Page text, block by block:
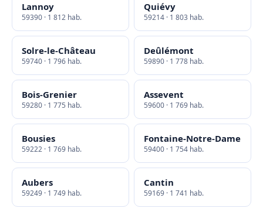
Lannoy
59390 · 1 812 hab.
Quiévy
59214 · 1 803 hab.
Solre-le-Château
59740 · 1 796 hab.
Deûlémont
59890 · 1 778 hab.
Bois-Grenier
59280 · 1 775 hab.
Assevent
59600 · 1 769 hab.
Bousies
59222 · 1 769 hab.
Fontaine-Notre-Dame
59400 · 1 754 hab.
Aubers
59249 · 1 749 hab.
Cantin
59169 · 1 741 hab.